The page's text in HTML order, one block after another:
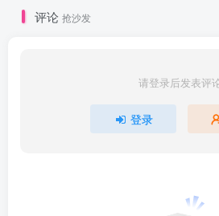
| | ├──cuda-repo-ubuntu1804-
| | ├──cudnn-10.0-linux-x64-
| |
| | └──pycharm-community-
评论 抢沙发
请登录后发表评
登录